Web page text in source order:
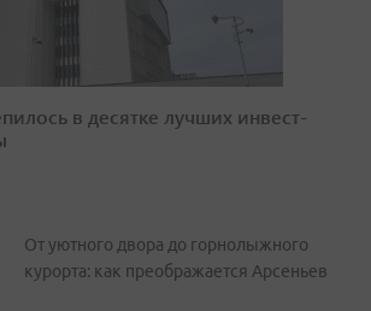
в десятке лучших инвест-
От уютного двора до горнолыжного
курорта: как преображается Арсеньев